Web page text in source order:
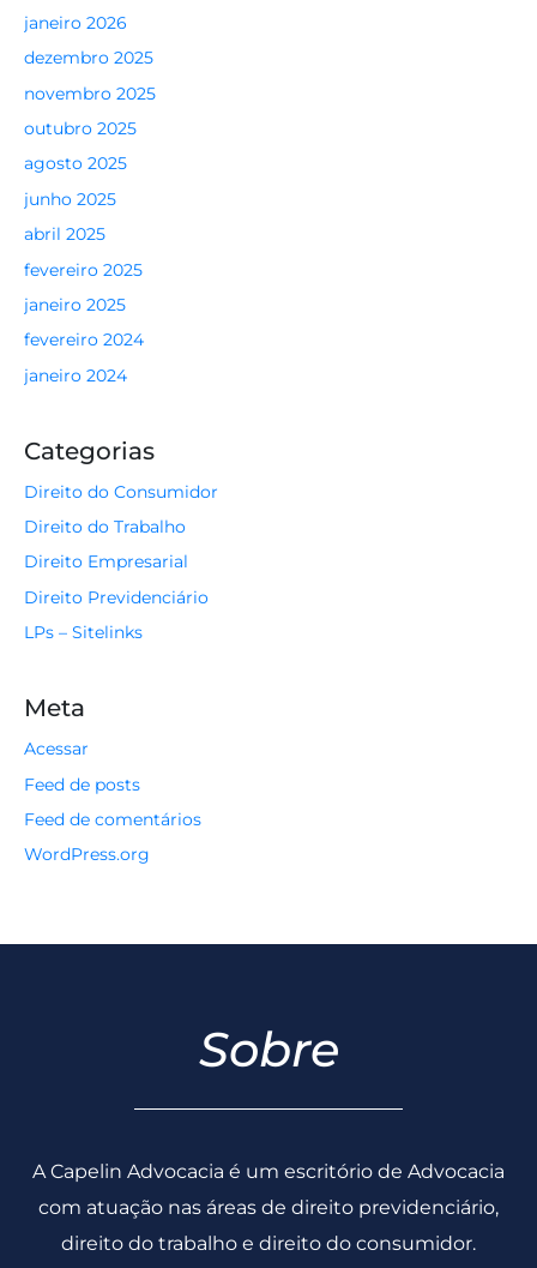
janeiro 2026
dezembro 2025
novembro 2025
outubro 2025
agosto 2025
junho 2025
abril 2025
fevereiro 2025
janeiro 2025
fevereiro 2024
janeiro 2024
Categorias
Direito do Consumidor
Direito do Trabalho
Direito Empresarial
Direito Previdenciário
LPs – Sitelinks
Meta
Acessar
Feed de posts
Feed de comentários
WordPress.org
Sobre
A Capelin Advocacia é um escritório de Advocacia
com atuação nas áreas de direito previdenciário,
direito do trabalho e direito do consumidor.